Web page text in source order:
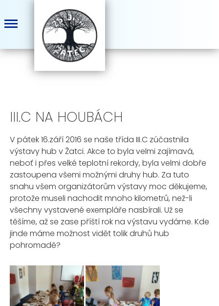
III.C NA HOUBÁCH
V pátek 16.září 2016 se naše třída III.C zúčastnila
výstavy hub v Žatci. Akce to byla velmi zajímavá,
neboť i přes velké teplotní rekordy, byla velmi dobře
zastoupena všemi možnými druhy hub. Za tuto
snahu všem organizátorům výstavy moc děkujeme,
protože museli nachodit mnoho kilometrů, než-li
všechny vystavené exempláře nasbírali. Už se
těšíme, až se zase příští rok na výstavu vydáme. Kde
jinde máme možnost vidět tolik druhů hub
pohromadě?